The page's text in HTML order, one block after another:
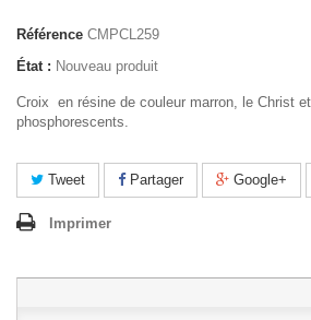
Référence CMPCL259
État : Nouveau produit
Croix en résine de couleur marron, le Christ
phosphorescents.
Tweet Partager Google+
Imprimer